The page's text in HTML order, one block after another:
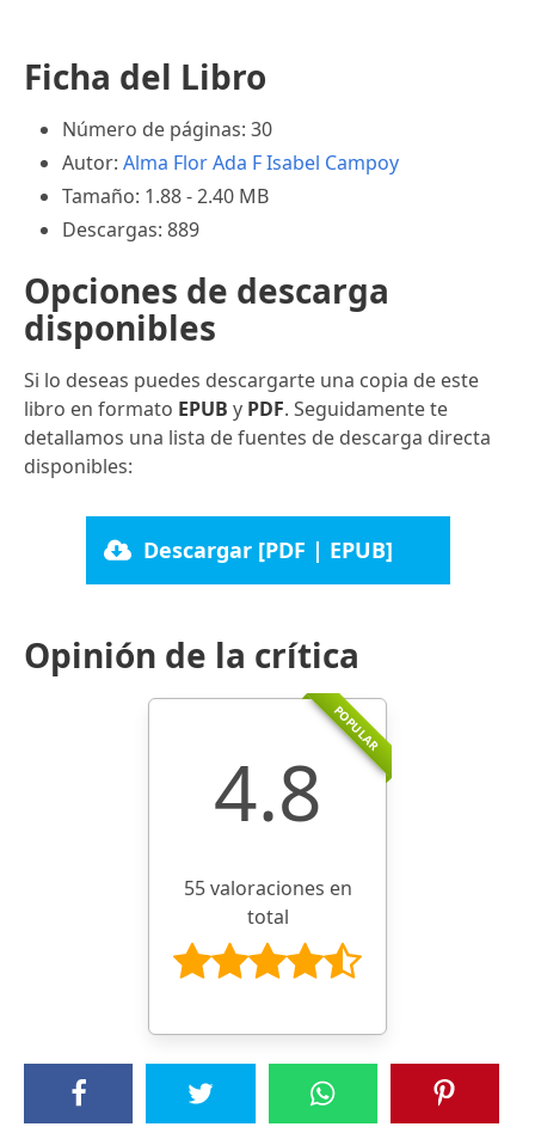
Ficha del Libro
Número de páginas: 30
Autor: Alma Flor Ada F Isabel Campoy
Tamaño: 1.88 - 2.40 MB
Descargas: 889
Opciones de descarga
disponibles
Si lo deseas puedes descargarte una copia de este
libro en formato EPUB y PDF. Seguidamente te
detallamos una lista de fuentes de descarga directa
disponibles:
Descargar [PDF | EPUB]
Opinión de la crítica
POPULAR
4.8
55 valoraciones en
total